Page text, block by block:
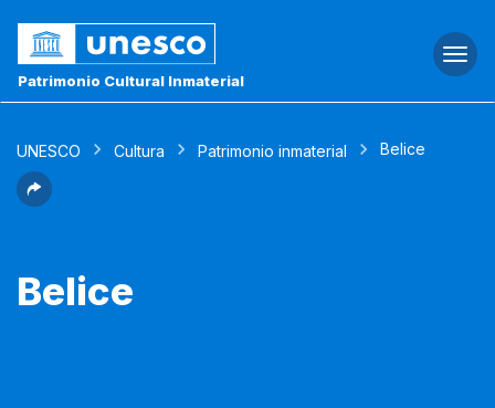
Patrimonio Cultural Inmaterial
UNESCO Cultura Patrimonio inmaterial Belice
Belice